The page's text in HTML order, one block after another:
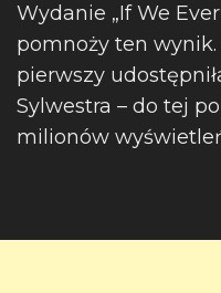
Wydanie „If We
pomnoży ten wynik.
pierwszy
Sylwestra – do tej
milionów